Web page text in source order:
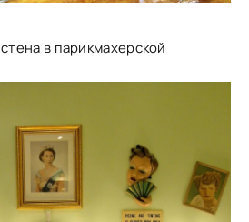
в парикмахерской